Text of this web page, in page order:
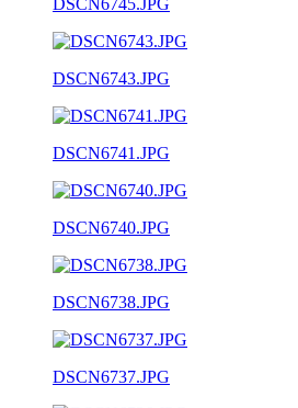
DSCN6743.JPG
DSCN6741.JPG
DSCN6740.JPG
DSCN6738.JPG
DSCN6737.JPG